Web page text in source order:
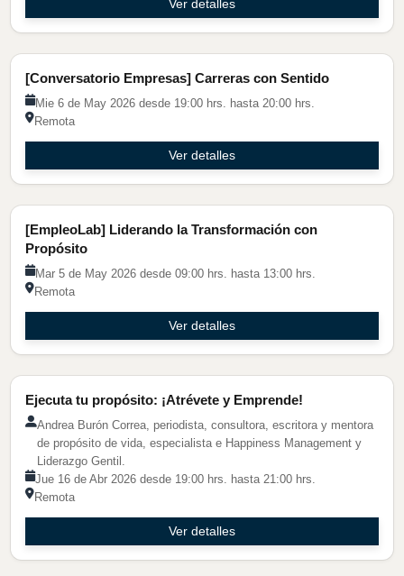
Ver detalles
Charla Empresa
[Conversatorio Empresas] Carreras con Sentido
Mie 6 de May 2026 desde 19:00 hrs. hasta 20:00 hrs.
Remota
Ver detalles
EmpleoLAB
[EmpleoLab] Liderando la Transformación con
Propósito
Mar 5 de May 2026 desde 09:00 hrs. hasta 13:00 hrs.
Remota
Ver detalles
Ejecuta tu propósito: ¡Atrévete y Emprende!
Andrea Burón Correa, periodista, consultora, escritora y mentora
de propósito de vida, especialista e Happiness Management y
Liderazgo Gentil.
Jue 16 de Abr 2026 desde 19:00 hrs. hasta 21:00 hrs.
Remota
Ver detalles